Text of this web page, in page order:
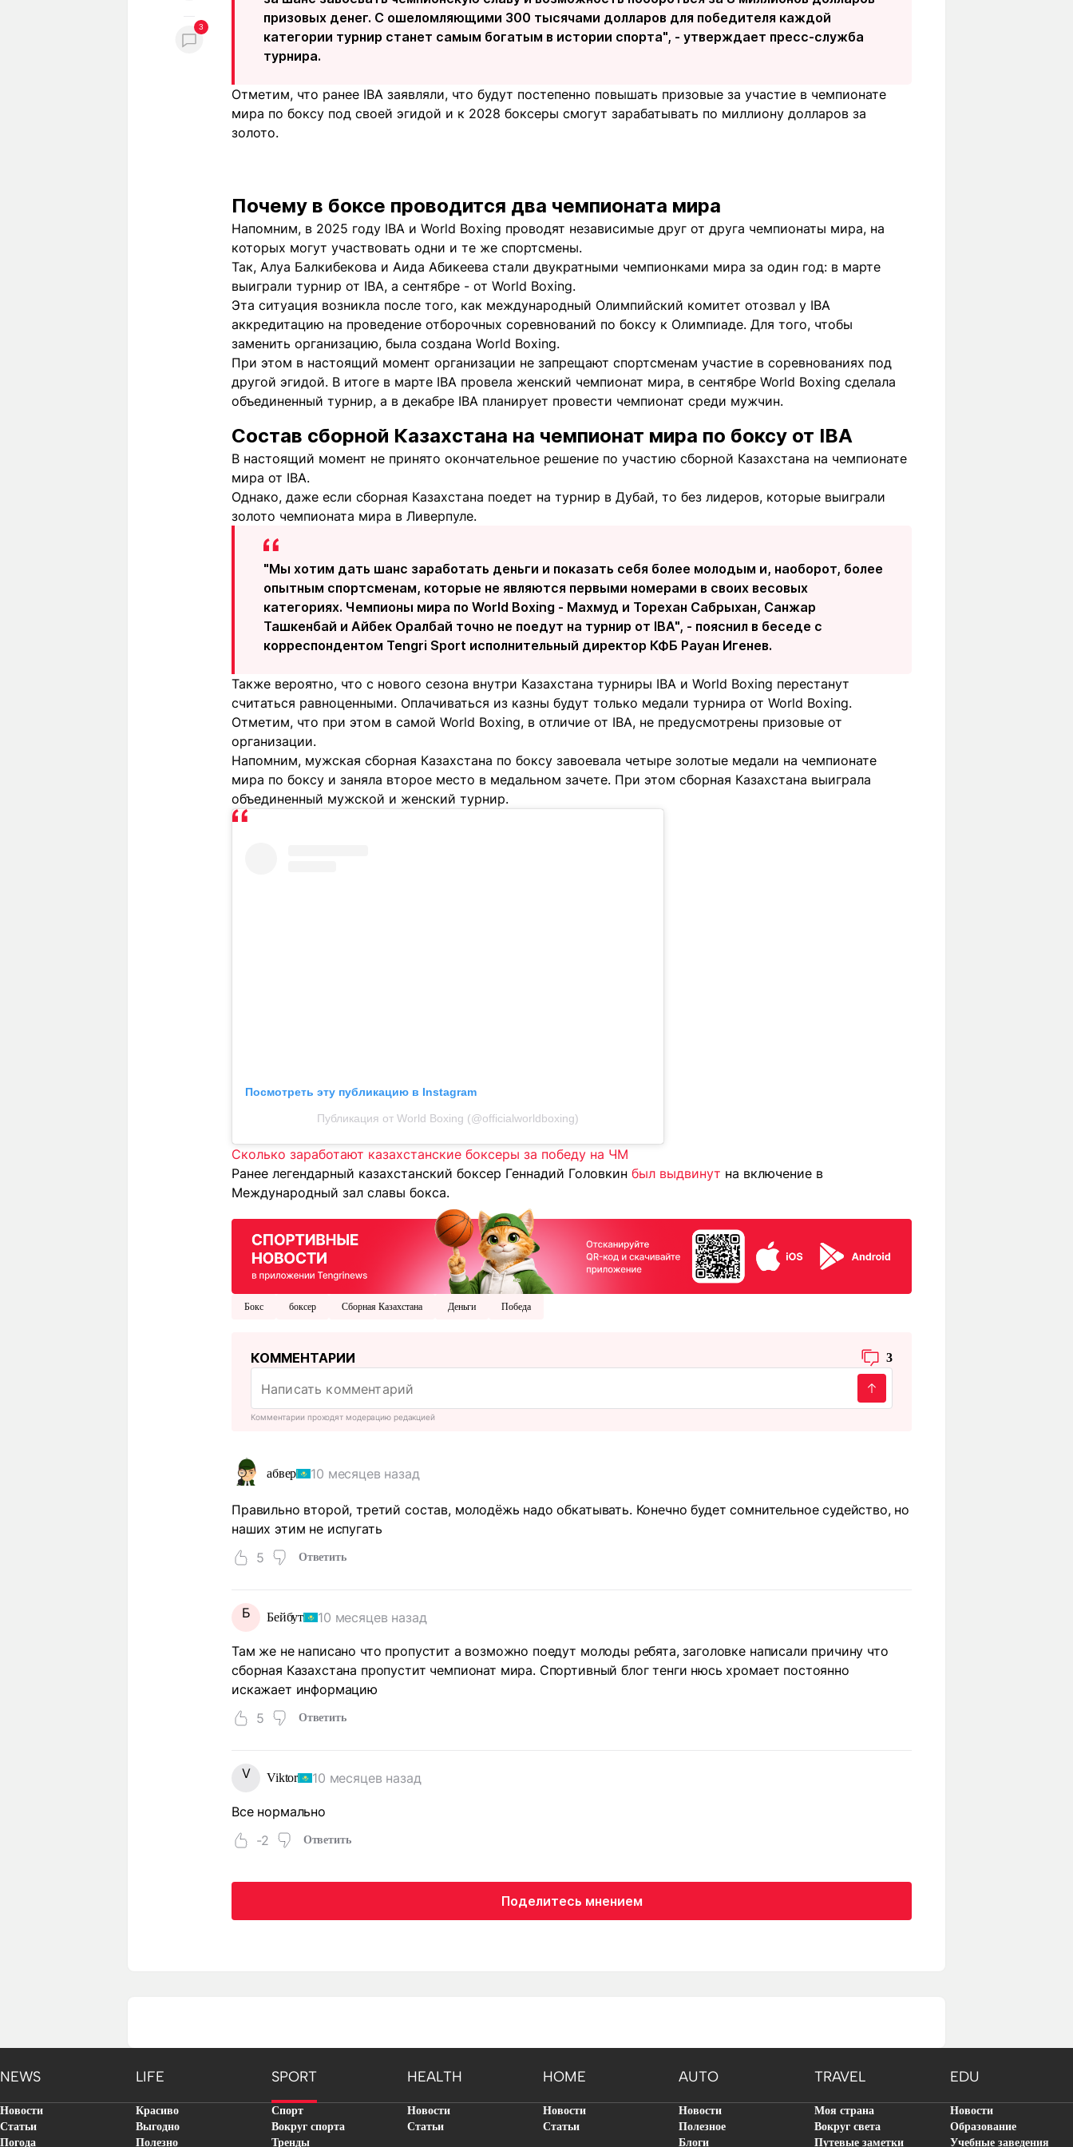
3
призовых денег. С ошеломляющими 300 тысячами долларов для победителя каждой
категории турнир станет самым богатым в истории спорта", - утверждает пресс-служба
турнира.
Отметим, что ранее IBA заявляли, что будут постепенно повышать призовые за участие в чемпионате
мира по боксу под своей эгидой и к 2028 боксеры смогут зарабатывать по миллиону долларов за
золото.
Почему в боксе проводится два чемпионата мира
Напомним, в 2025 году IBA и World Boxing проводят независимые друг от друга чемпионаты мира, на
которых могут участвовать одни и те же спортсмены.
Так, Алуа Балкибекова и Аида Абикеева стали двукратными чемпионками мира за один год: в марте
выиграли турнир от IBA, а сентябре - от World Boxing.
Эта ситуация возникла после того, как международный Олимпийский комитет отозвал у IBA
аккредитацию на проведение отборочных соревнований по боксу к Олимпиаде. Для того, чтобы
заменить организацию, была создана World Boxing.
При этом в настоящий момент организации не запрещают спортсменам участие в соревнованиях под
другой эгидой. В итоге в марте IBA провела женский чемпионат мира, в сентябре World Boxing сделала
объединенный турнир, а в декабре IBA планирует провести чемпионат среди мужчин.
Состав сборной Казахстана на чемпионат мира по боксу от IBA
В настоящий момент не принято окончательное решение по участию сборной Казахстана на чемпионате
мира от IBA.
Однако, даже если сборная Казахстана поедет на турнир в Дубай, то без лидеров, которые выиграли
золото чемпионата мира в Ливерпуле.
"Мы хотим дать шанс заработать деньги и показать себя более молодым и, наоборот, более
опытным спортсменам, которые не являются первыми номерами в своих весовых
категориях. Чемпионы мира по World Boxing - Махмуд и Торехан Сабрыхан, Санжар
Ташкенбай и Айбек Оралбай точно не поедут на турнир от IBA", - пояснил в беседе с
корреспондентом Tengri Sport исполнительный директор КФБ Рауан Игенев.
Также вероятно, что с нового сезона внутри Казахстана турниры IBA и World Boxing перестанут
считаться равноценными. Оплачиваться из казны будут только медали турнира от World Boxing.
Отметим, что при этом в самой World Boxing, в отличие от IBA, не предусмотрены призовые от
организации.
Напомним, мужская сборная Казахстана по боксу завоевала четыре золотые медали на чемпионате
мира по боксу и заняла второе место в медальном зачете. При этом сборная Казахстана выиграла
объединенный мужской и женский турнир.
Посмотреть эту публикацию в Instagram
Публикация от World Boxing (@officialworldboxing)
Сколько заработают казахстанские боксеры за победу на ЧМ
Ранее легендарный казахстанский боксер Геннадий Головкин был выдвинут на включение в
Международный зал славы бокса.
Бокс боксер Сборная Казахстана Деньги Победа
КОММЕНТАРИИ 3
Комментарии проходят модерацию редакцией
абвер 10 месяцев назад
Правильно второй, третий состав, молодёжь надо обкатывать. Конечно будет сомнительное судейство, но
наших этим не испугать
5
Ответить
Б Бейбут 10 месяцев назад
Там же не написано что пропустит а возможно поедут молоды ребята, заголовке написали причину что
сборная Казахстана пропустит чемпионат мира. Спортивный блог тенги нюсь хромает постоянно
искажает информацию
5
Ответить
V Viktor 10 месяцев назад
Все нормально
-2
Ответить
Поделитесь мнением
NEWS LIFE SPORT HEALTH HOME AUTO TRAVEL EDU
Новости
Статьи
Погода
Красиво
Выгодно
Полезно
Спорт
Вокруг спорта
Тренды
Новости
Статьи
Новости
Статьи
Новости
Полезное
Блоги
Моя страна
Вокруг света
Путевые заметки
Новости
Образование
Учебные заведения